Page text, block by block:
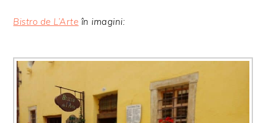
Bistro de L’Arte în imagini: